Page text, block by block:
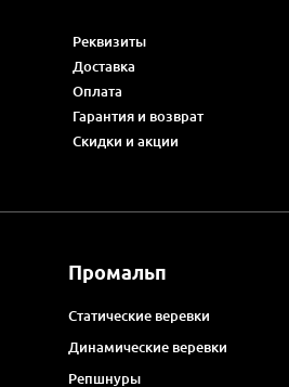
Реквизиты
Доставка
Оплата
Гарантия и возврат
Скидки и акции
Промальп
Статические веревки
Динамические веревки
Репшнуры